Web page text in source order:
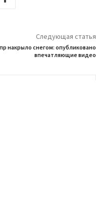
Следующая статья
накрыло снегом: опубликовано
впечатляющие видео